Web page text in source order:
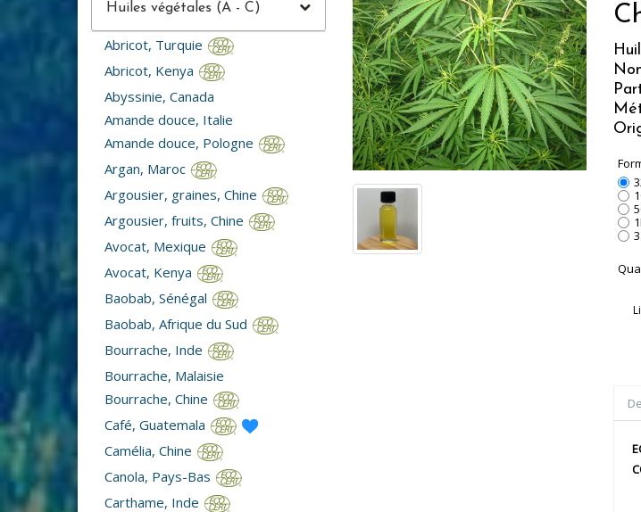
Huiles végétales (A - C)
Abricot, Turquie
Abricot, Kenya
Abyssinie, Canada
Amande douce, Italie
Amande douce, Pologne
Argan, Maroc
Argousier, graines, Chine
Argousier, fruits, Chine
Avocat, Mexique
Avocat, Kenya
Baobab, Sénégal
Baobab, Afrique du Sud
Bourrache, Inde
Bourrache, Malaisie
Bourrache, Chine
Café, Guatemala
Camélia, Chine
Canola, Pays-Bas
Carthame, Inde